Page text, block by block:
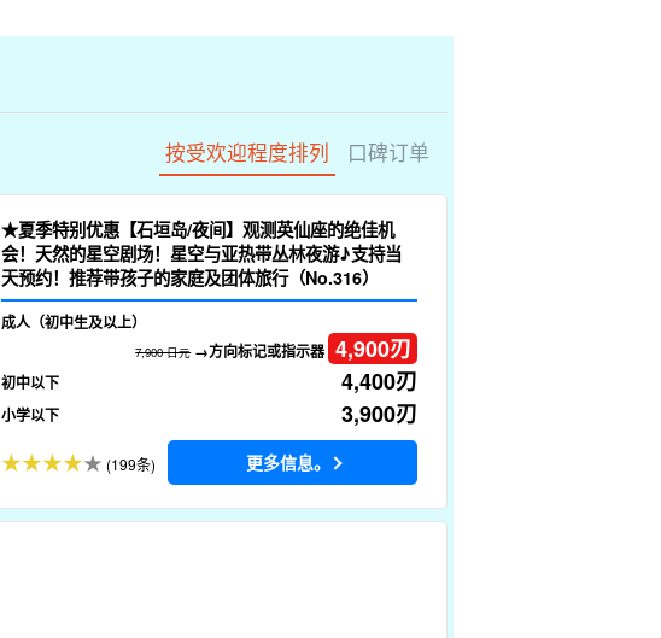
按受欢迎程度排列 口碑订单
★夏季特别优惠【石垣岛/夜间】观测英仙座的绝佳机
会！天然的星空剧场！星空与亚热带丛林夜游♪支持当
天预约！推荐带孩子的家庭及团体旅行（No.316）
成人（初中生及以上）
7,900 日元→方向标记或指示器 4,900刃
初中以下 4,400刃
小学以下 3,900刃
(199条) 更多信息。